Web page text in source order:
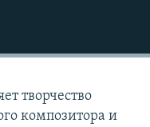
творчество
композитора и